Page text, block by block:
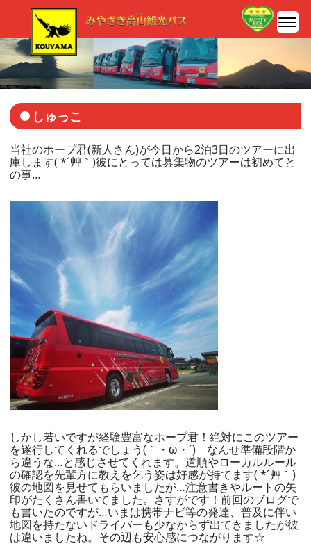
しゅっこ
当社のホープ君(新人さん)が今日から2泊3日のツアーに出
庫します( *´艸｀)彼にとっては募集物のツアーは初めてと
の事…
しかし若いですが経験豊富なホープ君！絶対にこのツアー
を遂行してくれるでしょう(｀・ω・´)ゞなんせ準備段階か
ら違うな…と感じさせてくれます。道順やローカルルール
の確認を先輩方に教えを乞う姿は好感が持てます( *´艸｀)
彼の地図を見せてもらいましたが…注意書きやルートの矢
印がたくさん書いてました。さすがです！前回のブログで
も書いたのですが…いまは携帯ナビ等の発達、普及に伴い
地図を持たないドライバーも少なからず出てきましたが彼
は違いましたね。その辺も安心感につながります☆